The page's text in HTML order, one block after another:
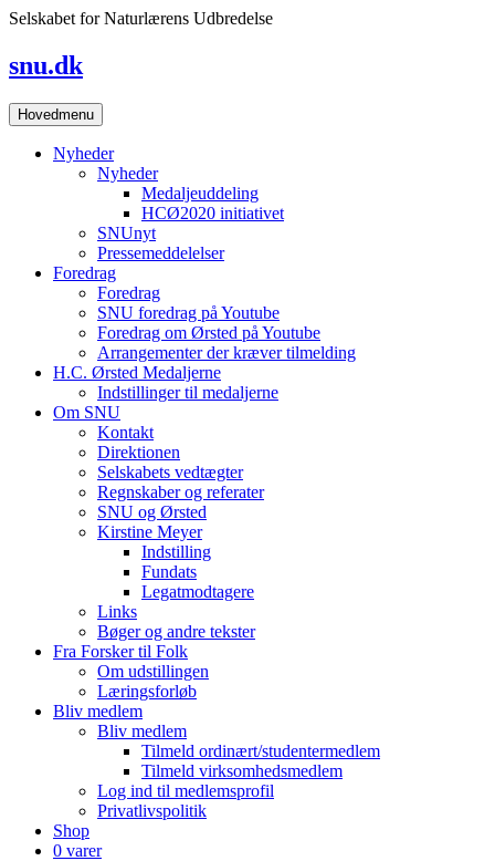
Skip
Selskabet for Naturlærens Udbredelse
snu.dk
Hovedmenu
Nyheder
Nyheder
Medaljeuddeling
HCØ2020 initiativet
SNUnyt
Pressemeddelelser
Foredrag
Foredrag
SNU foredrag på Youtube
Foredrag om Ørsted på Youtube
Arrangementer der kræver tilmelding
H.C. Ørsted Medaljerne
Indstillinger til medaljerne
Om SNU
Kontakt
Direktionen
Selskabets vedtægter
Regnskaber og referater
SNU og Ørsted
Kirstine Meyer
Indstilling
Fundats
Legatmodtagere
Links
Bøger og andre tekster
Fra Forsker til Folk
Om udstillingen
Læringsforløb
Bliv medlem
Bliv medlem
Tilmeld ordinært/studentermedlem
Tilmeld virksomhedsmedlem
Log ind til medlemsprofil
Privatlivspolitik
Shop
0 varer